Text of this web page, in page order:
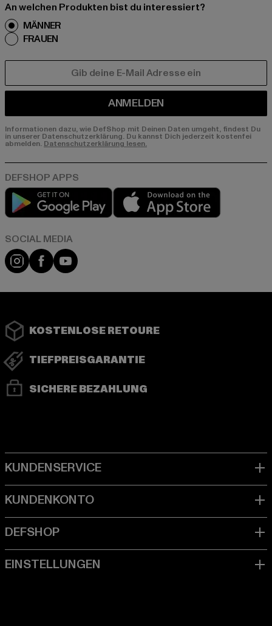
An welchen Produkten bist du interessiert?
MÄNNER
FRAUEN
ANMELDEN
Informationen dazu, wie DefShop mit Deinen Daten umgeht, findest Du
in unserer Datenschutzerklärung. Du kannst Dich jederzeit kostenfei
abmelden. Datenschutzerklärung lesen.
Play market
Instagram
FacebookYouTube
KOSTENLOSE RETOURE
TIEFPREISGARANTIE
SICHERE BEZAHLUNG